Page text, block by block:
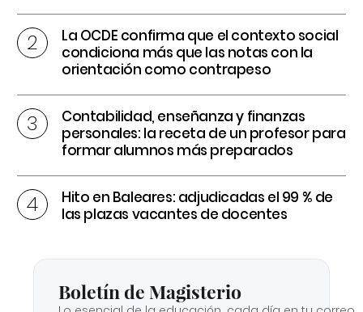
La OCDE confirma que el contexto social
condiciona más que las notas con la
orientación como contrapeso
Contabilidad, enseñanza y finanzas
personales: la receta de un profesor para
formar alumnos más preparados
Hito en Baleares: adjudicadas el 99 % de
las plazas vacantes de docentes
Boletín de Magisterio